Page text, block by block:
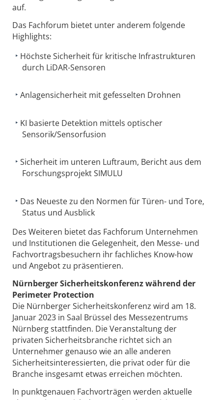
auf.
Das Fachforum bietet unter anderem folgende
Highlights:
Höchste Sicherheit für kritische Infrastrukturen
durch LiDAR-Sensoren
Anlagensicherheit mit gefesselten Drohnen
KI basierte Detektion mittels optischer
Sensorik/Sensorfusion
Sicherheit im unteren Luftraum, Bericht aus dem
Forschungsprojekt SIMULU
Das Neueste zu den Normen für Türen- und Tore,
Status und Ausblick
Des Weiteren bietet das Fachforum Unternehmen
und Institutionen die Gelegenheit, den Messe- und
Fachvortragsbesuchern ihr fachliches Know-how
und Angebot zu präsentieren.
Nürnberger Sicherheitskonferenz während der
Perimeter Protection
Die Nürnberger Sicherheitskonferenz wird am 18.
Januar 2023 in Saal Brüssel des Messezentrums
Nürnberg stattfinden. Die Veranstaltung der
privaten Sicherheitsbranche richtet sich an
Unternehmer genauso wie an alle anderen
Sicherheitsinteressierten, die privat oder für die
Branche insgesamt etwas erreichen möchten.
In punktgenauen Fachvorträgen werden aktuelle